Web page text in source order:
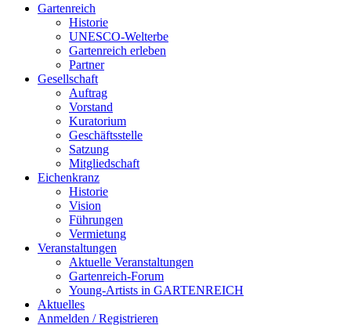
Gartenreich
Historie
UNESCO-Welterbe
Gartenreich erleben
Partner
Gesellschaft
Auftrag
Vorstand
Kuratorium
Geschäftsstelle
Satzung
Mitgliedschaft
Eichenkranz
Historie
Vision
Führungen
Vermietung
Veranstaltungen
Aktuelle Veranstaltungen
Gartenreich-Forum
Young-Artists in GARTENREICH
Aktuelles
Anmelden / Registrieren